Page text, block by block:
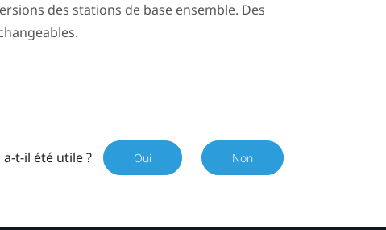
des stations de base ensemble. Des
a-t-il été utile ? Oui Non